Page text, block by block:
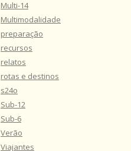
Multi-14
Multimodalidade
preparação
recursos
relatos
rotas e destinos
s24o
Sub-12
Sub-6
Verão
Viajantes